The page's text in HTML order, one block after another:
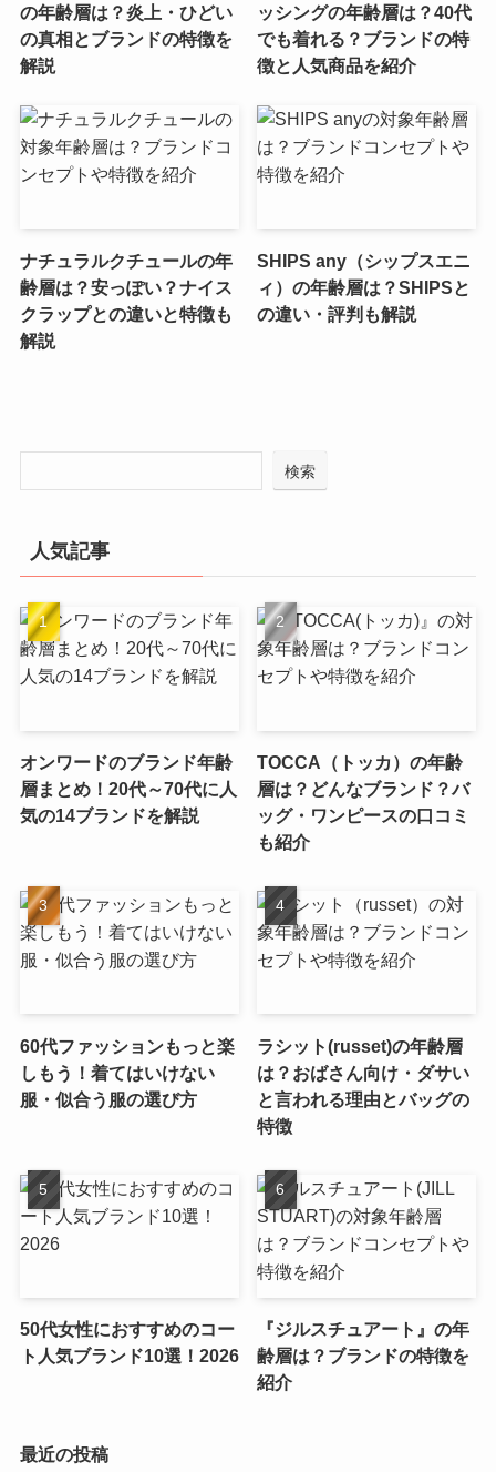
の年齢層は？炎上・ひどい
の真相とブランドの特徴を
解説
ッシングの年齢層は？40代
でも着れる？ブランドの特
徴と人気商品を紹介
ナチュラルクチュールの年
齢層は？安っぽい？ナイス
クラップとの違いと特徴も
解説
SHIPS any（シップスエニ
ィ）の年齢層は？SHIPSと
の違い・評判も解説
検索
人気記事
オンワードのブランド年齢
層まとめ！20代～70代に人
気の14ブランドを解説
TOCCA（トッカ）の年齢
層は？どんなブランド？バ
ッグ・ワンピースの口コミ
も紹介
60代ファッションもっと楽
しもう！着てはいけない
服・似合う服の選び方
ラシット(russet)の年齢層
は？おばさん向け・ダサい
と言われる理由とバッグの
特徴
50代女性におすすめのコー
ト人気ブランド10選！2026
『ジルスチュアート』の年
齢層は？ブランドの特徴を
紹介
最近の投稿